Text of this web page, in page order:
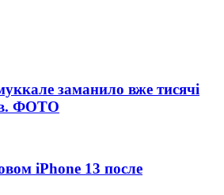
заманило вже тисячі
ФОТО
iPhone 13 после